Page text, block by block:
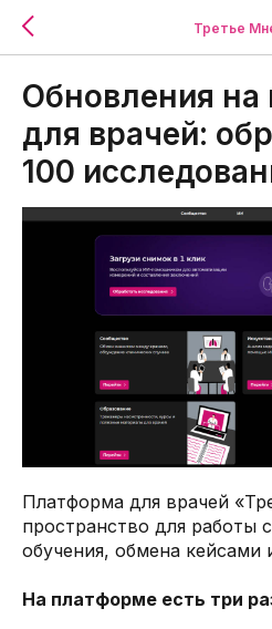
Третье
Обновления
для врачей:
100
Платформа для врачей
пространство для работы
обучения, обмена кейсами
На платформе есть три